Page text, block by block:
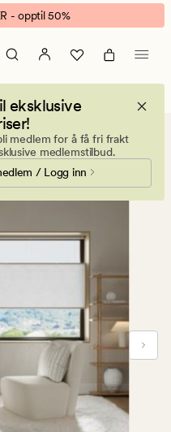
- opptil 50%
eksklusive
medlem for å få fri frakt
medlemstilbud.
/ Logg inn